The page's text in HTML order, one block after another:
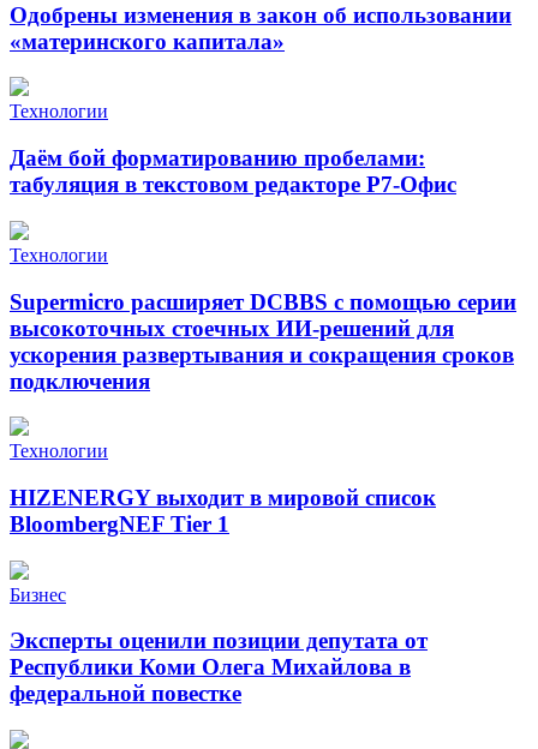
Одобрены изменения в закон об использовании
«материнского капитала»
Технологии
Даём бой форматированию пробелами:
табуляция в текстовом редакторе Р7-Офис
Технологии
Supermicro расширяет DCBBS с помощью серии
высокоточных стоечных ИИ-решений для
ускорения развертывания и сокращения сроков
подключения
Технологии
HIZENERGY выходит в мировой список
BloombergNEF Tier 1
Бизнес
Эксперты оценили позиции депутата от
Республики Коми Олега Михайлова в
федеральной повестке